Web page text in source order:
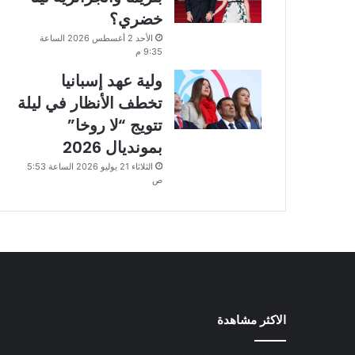
خضري؟
الأحد 2 أغسطس 2026 الساعة
9:35 م
ولية عهد إسبانيا
تخطف الأنظار في ليلة
تتويج “لا روخا”
بمونديال 2026
الثلاثاء 21 يوليو 2026 الساعة 5:53
ص
الاكثر مشاهدة